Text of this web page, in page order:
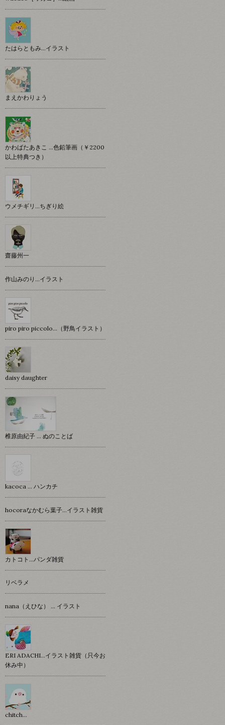
たはらともみ…イラスト
まえかわりょう
かわばたあきこ …色鉛筆画（￥2200
以上特典つき）
ウメチギリ…ちぎり絵
齋藤州一
作山みのり…イラスト
piro piro piccolo…（野鳥イラスト）
daisy daughter
椎原由紀子 ... ぬのことば
kacoca ... ハンカチ
hocoraなかむら葉子…イラスト雑貨
カトコト…パンダ雑貨
リベラメ
nana（えひな） … イラスト
ERI ADACHI...イラスト雑貨（只今お
休み中）
chitch…